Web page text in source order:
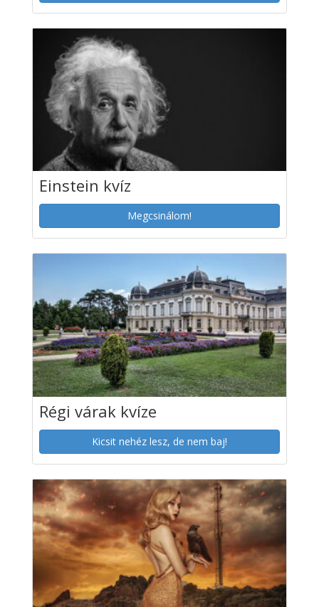
Einstein kvíz
Megcsinálom!
Régi várak kvíze
Kicsit nehéz lesz, de nem baj!